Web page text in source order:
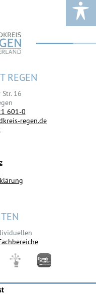
REGEN
Str. 16
601-0
regen.de